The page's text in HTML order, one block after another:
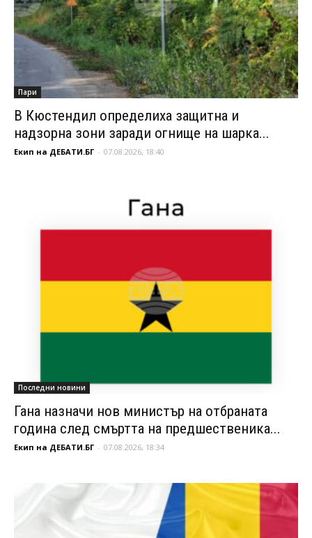
Пари
В Кюстендил определиха защитна и
надзорна зони заради огнище на шарка...
Екип на ДЕБАТИ.БГ - 07.08.2026, 18:40
Последни новини
Гана назначи нов министър на отбраната
година след смъртта на предшественика...
Екип на ДЕБАТИ.БГ - 07.08.2026, 18:34